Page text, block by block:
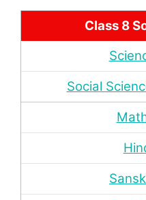
Class 8
Social Science